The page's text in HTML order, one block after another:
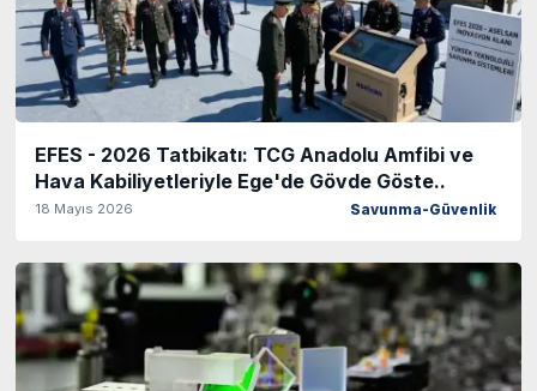
EFES - 2026 Tatbikatı: TCG Anadolu Amfibi ve
Hava Kabiliyetleriyle Ege'de Gövde Göste..
18 Mayıs 2026 Savunma-Güvenlik